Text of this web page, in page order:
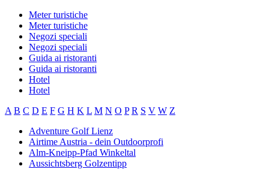
Meter turistiche
Meter turistiche
Negozi speciali
Negozi speciali
Guida ai ristoranti
Guida ai ristoranti
Hotel
Hotel
A B C D E F G H K L M N O P R S V W Z
Adventure Golf Lienz
Airtime Austria - dein Outdoorprofi
Alm-Kneipp-Pfad Winkeltal
Aussichtsberg Golzentipp